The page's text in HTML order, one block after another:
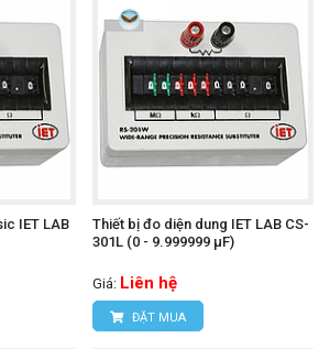
IET LAB
Thiết bị đo diện dung IET LAB CS-
301L (0 - 9.999999 μF)
Giá: Liên hệ
ĐẶT MUA